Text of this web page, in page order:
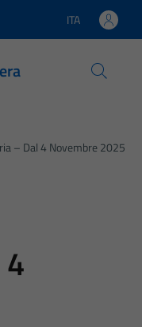
Lingua attiva:
ITA
– Dal 4 Novembre 2025